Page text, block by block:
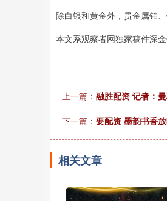
除白银和黄金外，贵金属铂
本文系观察者网独家稿件深
上一篇： 融胜配资 记者：
下一篇： 要配资 墨韵书香
相关文章